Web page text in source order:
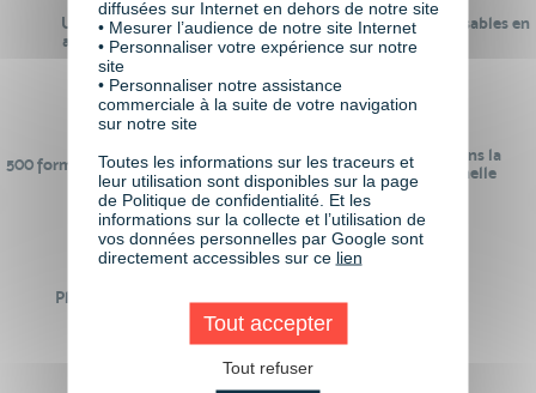
Un réseau de 22 000
anciens participants
100% des formations réalisables en
digital learning
500 formations pour se préparer au
monde de demain
24 ans d'expérience dans la
formation professionnelle
Plus de 50 formations
Des intervenants
diffusées sur Internet en dehors de notre site
• Mesurer l’audience de notre site Internet
• Personnaliser votre expérience sur notre
site
• Personnaliser notre assistance
commerciale à la suite de votre navigation
sur notre site
Toutes les informations sur les traceurs et
leur utilisation sont disponibles sur la page
de Politique de confidentialité. Et les
informations sur la collecte et l’utilisation de
vos données personnelles par Google sont
directement accessibles sur ce lien
Tout accepter
Tout refuser